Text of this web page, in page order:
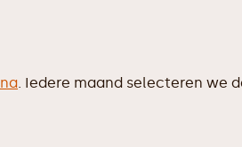
. Iedere maand selecteren we